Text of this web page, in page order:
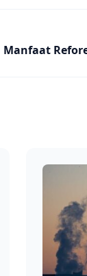
Manfaat